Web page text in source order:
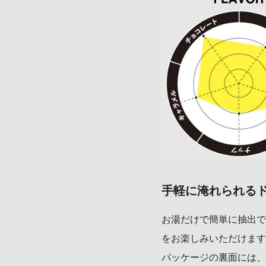
手軽に淹れられる
お湯だけで簡単に抽出
をお楽しみいただけま
パッケージの裏面には